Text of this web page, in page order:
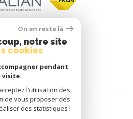
On en reste là
notre site
cookies
pendant
l'utilisation des
de vous proposer des
des statistiques !